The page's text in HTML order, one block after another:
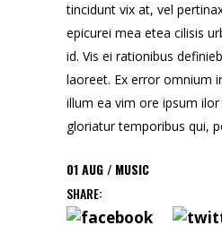
tincidunt vix at, vel
epicurei mea etea cilisis
id. Vis ei rationibus
laoreet. Ex error omnium
illum ea vim ore ipsum
gloriatur temporibus qui,
01AUG
MUSIC
SHARE: